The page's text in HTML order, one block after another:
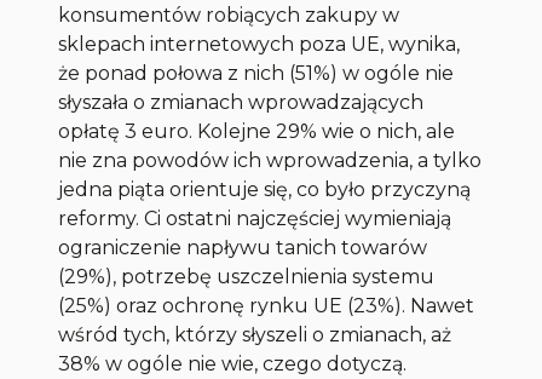
konsumentów robiących zakupy w
sklepach internetowych poza UE, wynika,
że ponad połowa z nich (51%) w ogóle nie
słyszała o zmianach wprowadzających
opłatę 3 euro. Kolejne 29% wie o nich, ale
nie zna powodów ich wprowadzenia, a tylko
jedna piąta orientuje się, co było przyczyną
reformy. Ci ostatni najczęściej wymieniają
ograniczenie napływu tanich towarów
(29%), potrzebę uszczelnienia systemu
(25%) oraz ochronę rynku UE (23%). Nawet
wśród tych, którzy słyszeli o zmianach, aż
38% w ogóle nie wie, czego dotyczą.